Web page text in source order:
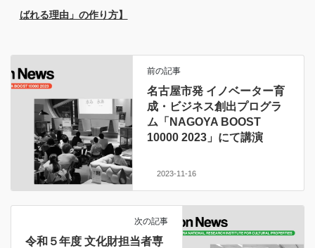
ばれる理由」の作り方】
前の記事
名古屋市発 イノベーター育
成・ビジネス創出プログラ
ム「NAGOYA BOOST
10000 2023」にて講演
2023-11-16
次の記事
令和５年度 文化財担当者専